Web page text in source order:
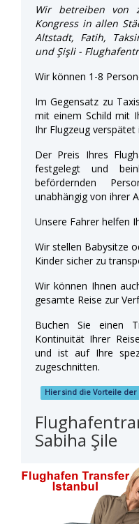
Wir betreiben von
Kongress in allen
Altstadt, Fatih,
und Şişli -
Wir können 1-8
Im Gegensatz zu
mit einem Schild mit
Ihr Flugzeug verspätet
Der Preis Ihres
festgelegt und
befördernden
unabhängig von ihrer
Unsere Fahrer helfen
Wir stellen Babysitze
Kinder sicher zu
Wir können Ihnen
gesamte Reise zur
Buchen Sie einen
Kontinuität Ihrer
und ist auf Ihre
zugeschnitten.
Hier sind die Vorteile der
Sabiha Şile